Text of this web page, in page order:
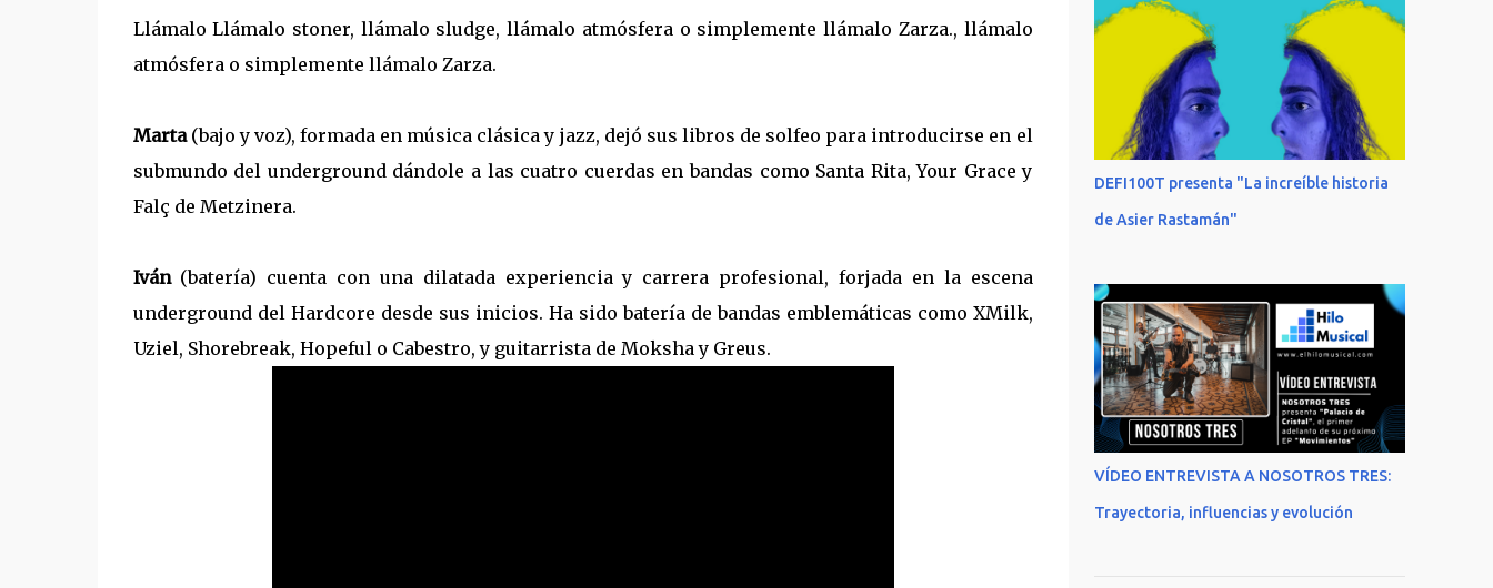
Llámalo Llámalo stoner, llámalo sludge, llámalo atmósfera o simplemente llámalo Zarza., llámalo
atmósfera o simplemente llámalo Zarza.
Marta (bajo y voz), formada en música clásica y jazz, dejó sus libros de solfeo para introducirse en el
submundo del underground dándole a las cuatro cuerdas en bandas como Santa Rita, Your Grace y
Falç de Metzinera.
Iván (batería) cuenta con una dilatada experiencia y carrera profesional, forjada en la escena
underground del Hardcore desde sus inicios. Ha sido batería de bandas emblemáticas como XMilk,
Uziel, Shorebreak, Hopeful o Cabestro, y guitarrista de Moksha y Greus.
DEFI100T presenta "La increíble historia
de Asier Rastamán"
VÍDEO ENTREVISTA A NOSOTROS TRES:
Trayectoria, influencias y evolución